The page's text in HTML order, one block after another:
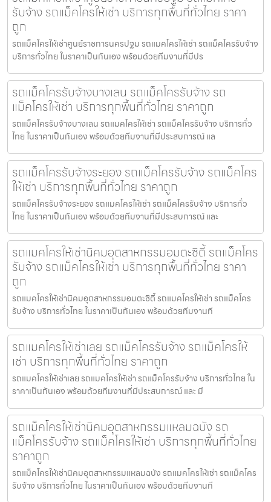
รับจ้าง รถแม็คโครให้เช่า บริการทุกพื้นที่ทั่วไทย ราคา
ถูก
รถแม็คโครให้เช่าศูนย์ราชการนครปฐม รถแมคโครให้เช่า รถแม็คโครรับจ้าง
บริการทั่วไทย ในราคาเป็นกันเอง พร้อมด้วยทีมงานที่มีปร
รถแม็คโครรับจ้างบางเลน รถแม็คโครรับจ้าง รถ
แม็คโครให้เช่า บริการทุกพื้นที่ทั่วไทย ราคาถูก
รถแม็คโครรับจ้างบางเลน รถแมคโครให้เช่า รถแม็คโครรับจ้าง บริการทั่ว
ไทย ในราคาเป็นกันเอง พร้อมด้วยทีมงานที่มีประสบการณ์ แล
รถแม็คโครรับจ้างระยอง รถแม็คโครรับจ้าง รถแม็คโคร
ให้เช่า บริการทุกพื้นที่ทั่วไทย ราคาถูก
รถแม็คโครรับจ้างระยอง รถแมคโครให้เช่า รถแม็คโครรับจ้าง บริการทั่ว
ไทย ในราคาเป็นกันเอง พร้อมด้วยทีมงานที่มีประสบการณ์ และ
รถแมคโครให้เช่านิคมอุตสาหกรรมอมตะซิตี้ รถแม็คโคร
รับจ้าง รถแม็คโครให้เช่า บริการทุกพื้นที่ทั่วไทย ราคา
ถูก
รถแมคโครให้เช่านิคมอุตสาหกรรมอมตะซิตี้ รถแมคโครให้เช่า รถแม็คโคร
รับจ้าง บริการทั่วไทย ในราคาเป็นกันเอง พร้อมด้วยทีมงานที
รถแมคโครให้เช่าเลย รถแม็คโครรับจ้าง รถแม็คโครให้
เช่า บริการทุกพื้นที่ทั่วไทย ราคาถูก
รถแมคโครให้เช่าเลย รถแมคโครให้เช่า รถแม็คโครรับจ้าง บริการทั่วไทย ใน
ราคาเป็นกันเอง พร้อมด้วยทีมงานที่มีประสบการณ์ และ มื
รถแม็คโครให้เช่านิคมอุตสาหกรรมแหลมฉบัง รถ
แม็คโครรับจ้าง รถแม็คโครให้เช่า บริการทุกพื้นที่ทั่วไทย
ราคาถูก
รถแม็คโครให้เช่านิคมอุตสาหกรรมแหลมฉบัง รถแมคโครให้เช่า รถแม็คโคร
รับจ้าง บริการทั่วไทย ในราคาเป็นกันเอง พร้อมด้วยทีมงานที